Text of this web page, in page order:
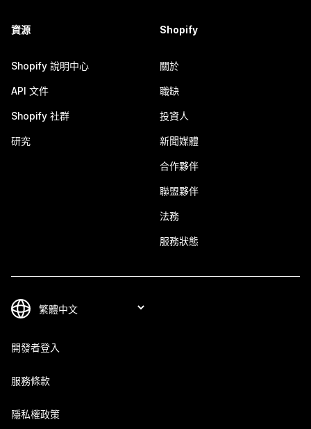
資源
Shopify 說明中心
API 文件
Shopify 社群
研究
Shopify
關於
職缺
投資人
新聞媒體
合作夥伴
聯盟夥伴
法務
服務狀態
開發者登入
服務條款
隱私權政策